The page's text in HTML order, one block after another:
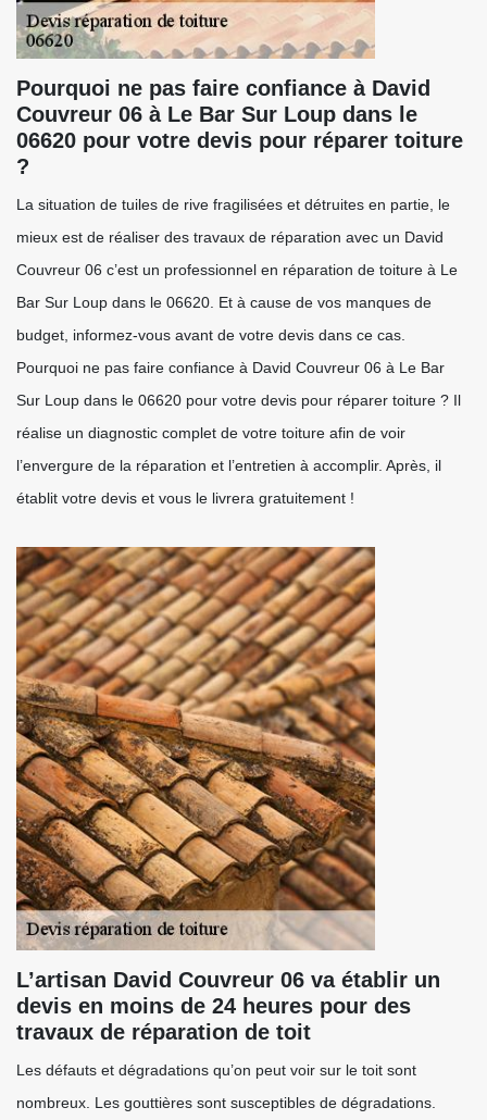
Pourquoi ne pas faire confiance à David
Couvreur 06 à Le Bar Sur Loup dans le
06620 pour votre devis pour réparer toiture
?
La situation de tuiles de rive fragilisées et détruites en partie, le
mieux est de réaliser des travaux de réparation avec un David
Couvreur 06 c’est un professionnel en réparation de toiture à Le
Bar Sur Loup dans le 06620. Et à cause de vos manques de
budget, informez-vous avant de votre devis dans ce cas.
Pourquoi ne pas faire confiance à David Couvreur 06 à Le Bar
Sur Loup dans le 06620 pour votre devis pour réparer toiture ? Il
réalise un diagnostic complet de votre toiture afin de voir
l’envergure de la réparation et l’entretien à accomplir. Après, il
établit votre devis et vous le livrera gratuitement !
L’artisan David Couvreur 06 va établir un
devis en moins de 24 heures pour des
travaux de réparation de toit
Les défauts et dégradations qu’on peut voir sur le toit sont
nombreux. Les gouttières sont susceptibles de dégradations.